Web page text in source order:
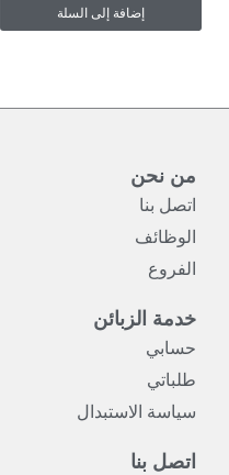
إضافة إلى السلة
من نحن
اتصل بنا
الوظائف
الفروع
خدمة الزبائن
حسابي
طلباتي
سياسة الاستبدال
اتصل بنا